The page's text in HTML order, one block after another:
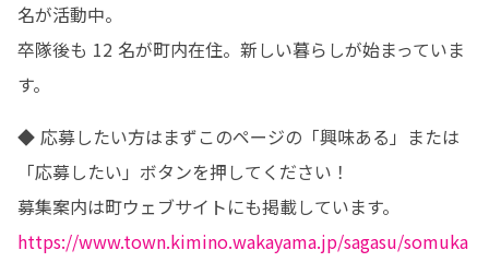
名が活動中。
卒隊後も 12 名が町内在住。新しい暮らしが始まっていま
す。
◆ 応募したい方はまずこのページの「興味ある」または
「応募したい」ボタンを押してください！
https://www.town.kimino.wakayama.jp/sagasu/somuka